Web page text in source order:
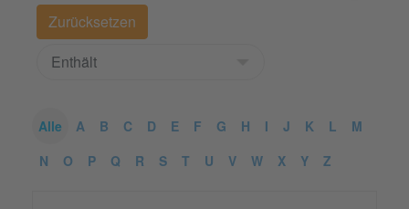
Alle A B C D E F G H I J K L
M
N
O P Q R S T U V W X Y Z